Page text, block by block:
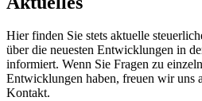
Hier finden Sie stets aktuelle
über die neuesten Entwicklungen in
informiert. Wenn Sie Fragen zu
Entwicklungen haben, freuen wir uns
Kontakt.